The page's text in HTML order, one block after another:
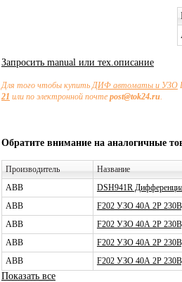
Запросить manual или тех.описание
Для того чтобы купитьДИФ автоматы и УЗО
21 или по электронной почте post@tok24.ru.
Обратите внимание на аналогичные
Производитель Название
ABB
DSH941R
ABB
F202 УЗО 40А 2P
ABB
F202 УЗО 40А 2P
ABB
F202 УЗО 40А 2P
ABB
F202 УЗО 40А 2P
Показать все